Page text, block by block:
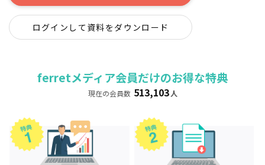
ログインして資料をダウンロード
ferretメディア会員だけのお得な特典
現在の会員数 513,103 人